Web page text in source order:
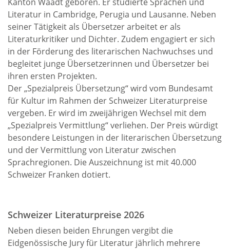
Literatur in Cambridge, Perugia und Lausanne. Neben
seiner Tätigkeit als Übersetzer arbeitet er als
Literaturkritiker und Dichter. Zudem engagiert er sich
in der Förderung des literarischen Nachwuchses und
begleitet junge Übersetzerinnen und Übersetzer bei
ihren ersten Projekten.
Der „Spezialpreis Übersetzung“ wird vom Bundesamt
für Kultur im Rahmen der Schweizer Literaturpreise
vergeben. Er wird im zweijährigen Wechsel mit dem
„Spezialpreis Vermittlung“ verliehen. Der Preis würdigt
besondere Leistungen in der literarischen Übersetzung
und der Vermittlung von Literatur zwischen
Sprachregionen. Die Auszeichnung ist mit 40.000
Schweizer Franken dotiert.
Schweizer Literaturpreise 2026
Neben diesen beiden Ehrungen vergibt die
Eidgenössische Jury für Literatur jährlich mehrere